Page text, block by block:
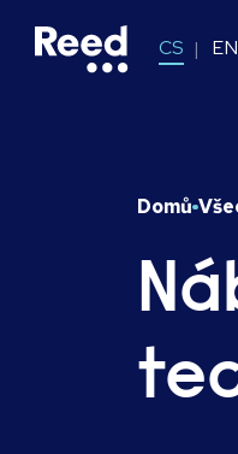
CS EN
Domů